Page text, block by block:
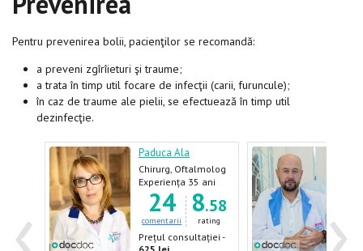
Pentru prevenirea bolii, pacienţilor se recomandă:
a preveni zgîrîieturi şi traume;
a trata în timp util focare de infecţii (carii, furuncule);
în caz de traume ale pielii, se efectuează în timp util
dezinfecţie.
-
Paduca Ala
Chirurg, Oftalmolog
Experiența 35 ani
24
comentarii
8.58
rating
Prețul consultației -